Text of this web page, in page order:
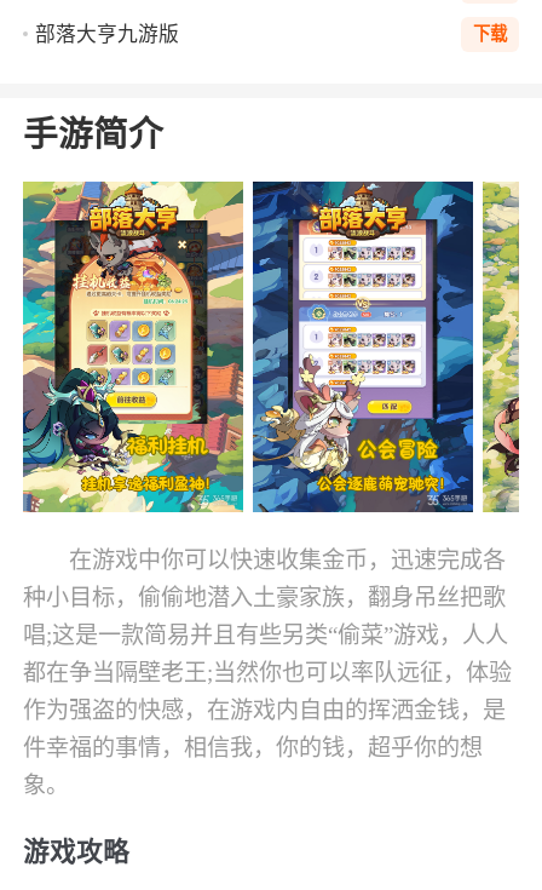
部落大亨九游版 下载
手游简介
在游戏中你可以快速收集金币，迅速完成各
种小目标，偷偷地潜入土豪家族，翻身吊丝把歌
唱;这是一款简易并且有些另类“偷菜”游戏，人人
都在争当隔壁老王;当然你也可以率队远征，体验
作为强盗的快感，在游戏内自由的挥洒金钱，是
件幸福的事情，相信我，你的钱，超乎你的想
象。
游戏攻略